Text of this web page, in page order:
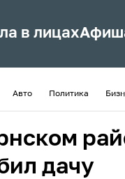
в лицах
Авто Политика
дачу